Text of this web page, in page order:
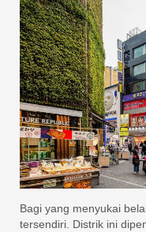
Bagi yang menyukai
tersendiri. Distrik ini